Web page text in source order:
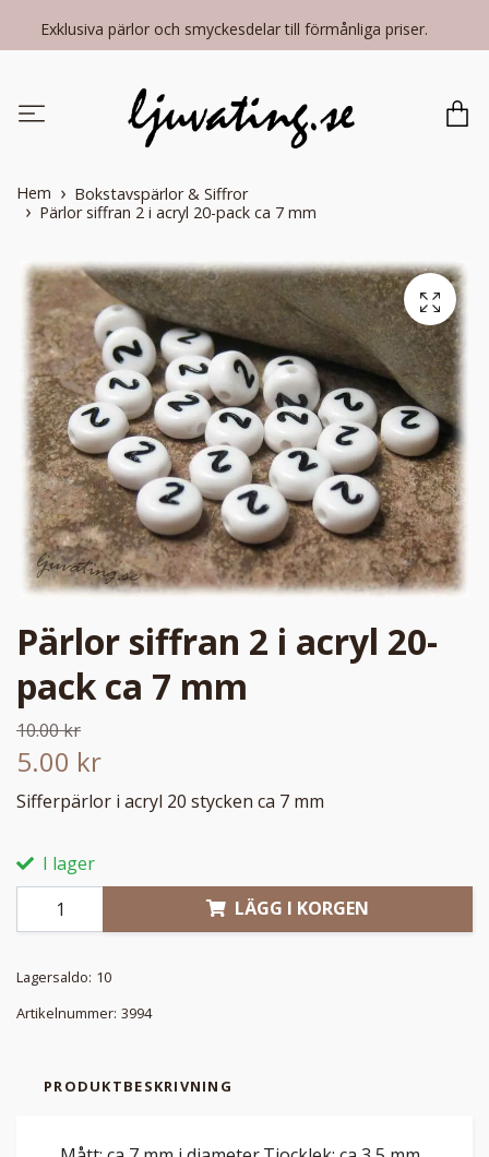
Exklusiva pärlor och smyckesdelar till förmånliga priser.
Hem
Bokstavspärlor & Siffror
Pärlor siffran 2 i acryl 20-pack ca 7 mm
Pärlor siffran 2 i acryl 20-
pack ca 7 mm
10.00 kr
5.00 kr
Sifferpärlor i acryl 20 stycken ca 7 mm
I lager
LÄGG I KORGEN
Lagersaldo: 10
Artikelnummer: 3994
PRODUKTBESKRIVNING